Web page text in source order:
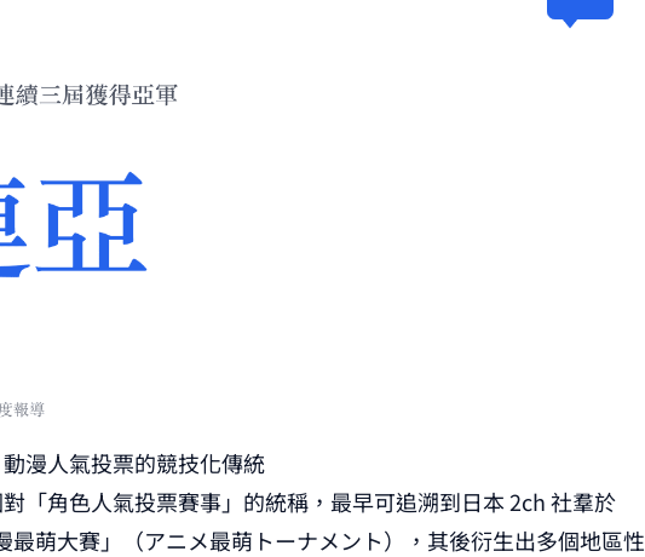
漫人氣投票的競技化傳統
對「角色人氣投票賽事」的統稱，最早可追溯到日本 2ch 社羣於
最萌大賽」（アニメ最萌トーナメント），其後衍生出多個地區性